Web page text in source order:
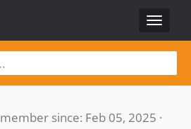
Toggle
member since: Feb 05, 2025 ·